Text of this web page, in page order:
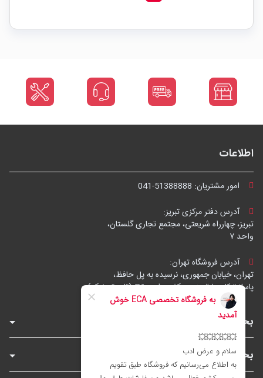
اطلاعات
امور مشتریان: 041-51388888
آدرس دفتر مرکزی تبریز:
تبریز، چهارراه شریعتی، مجتمع تجاری گلستان،
واحد ۷
آدرس فروشگاه تهران:
تهران، خیابان جمهوری، نرسیده به پل حافظ،
پاساژ توکل، طبقه زیرهمکف، واحد B6 (تاپ ترونیک)
بخش‌های فروشگاه
بخش‌های سایت